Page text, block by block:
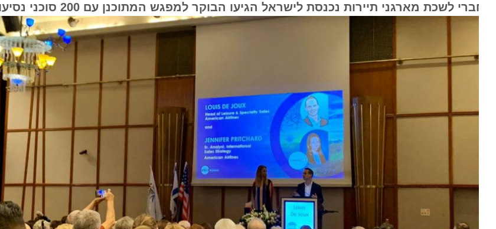
לשכת מארגני תיירות נכנסת לישראל הגיעו הבוקר למפגש המתוכנן עם 200 סוכני נסיעות שהגיעו מארה"ב